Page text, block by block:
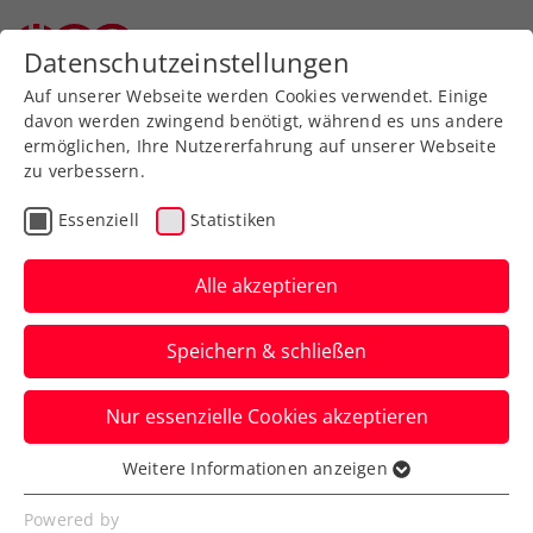
Zurück zur Newsübersicht
Turniere
ITF Heraklion: Pichler holt
siebten Doppel-
Saisontitel
Das ÖTV-Ass ist in Griechenland im
Doppelbewerb einmal mehr nicht zu
schlagen.
Verfasst von: Manuel Wachta, 26.10.2022
Datenschutzeinstellungen
Auf unserer Webseite werden Cookies verwendet. Einige
davon werden zwingend benötigt, während es uns andere
ermöglichen, Ihre Nutzererfahrung auf unserer Webseite
zu verbessern.
Essenziell Statistiken
Alle akzeptieren
Speichern & schließen
Nur essenzielle Cookies akzeptieren
Essenziell
Essenzielle Cookies werden für grundlegende
Weitere Informationen anzeigen
Powered by